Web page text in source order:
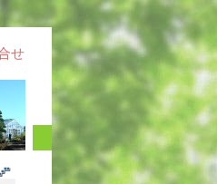
せ